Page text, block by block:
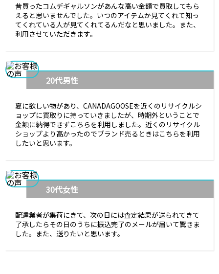
昔買ったコムデギャルソンがあんな高い金額で買取してもら
えると思いませんでした。いつのアイテムか見てくれて知っ
てくれている人が見てくれてるんだなと思いました。また、
利用させていただきます。
20代男性
夏に欲しい物があり、CANADAGOOSEを近くのリサイクルシ
ョップに買取りに持っていきましたが、時期外ということで
金額に納得できずこちらを利用しました。近くのリサイクル
ショップより高かったのでブランド売るときはこちらを利用
したいと思います。
30代女性
配達業者が集荷にきて、次の日には査定結果が送られてきて
了承したらその日のうちに振込完了のメールが届いて驚きま
した。また、送りたいと思います。